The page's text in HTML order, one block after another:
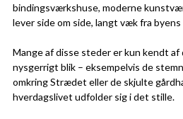
bindingsværkshuse, moderne
lever side om side, langt væk fra byens
Mange af disse steder er kun kendt
nysgerrigt blik – eksempelvis de
omkring Strædet eller de skjulte
hverdagslivet udfolder sig i det stille.